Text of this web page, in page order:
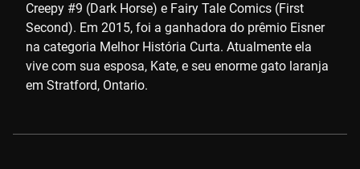
Creepy #9 (Dark Horse) e Fairy Tale Comics (First
Second). Em 2015, foi a ganhadora do prêmio Eisner
na categoria Melhor História Curta. Atualmente ela
vive com sua esposa, Kate, e seu enorme gato laranja
em Stratford, Ontario.